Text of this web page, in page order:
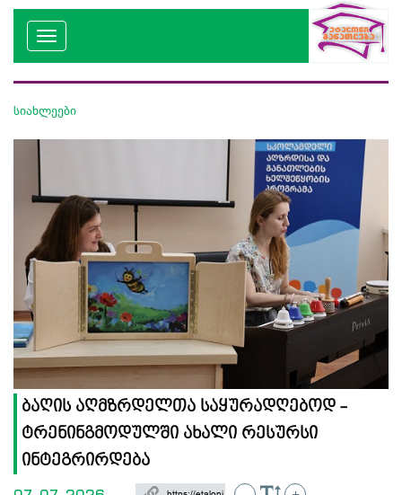
სიახლეები
ბაღის აღმზრდელთა საყურადღებოდ -
ტრენინგმოდულში ახალი რესურსი
ინტეგრირდება